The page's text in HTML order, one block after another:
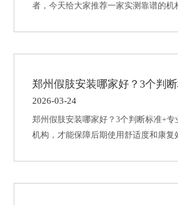
者，今天给大家推荐一家实测靠谱的
郑州假肢安装哪家好？3个判
2026-03-24
郑州假肢安装哪家好？3个判断标准+
机构，才能保障后期使用舒适度和康复